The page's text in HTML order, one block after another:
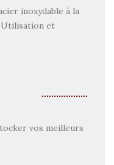
inoxydable à la
et
vos meilleurs